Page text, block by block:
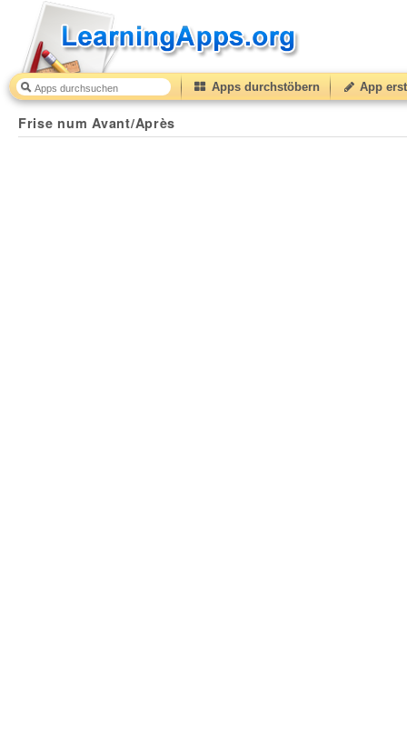
Apps durchstöbern App
Frise num Avant/Après